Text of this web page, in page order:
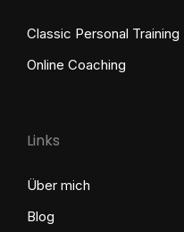
Classic Personal Training
Online Coaching
Links
Über mich
Blog